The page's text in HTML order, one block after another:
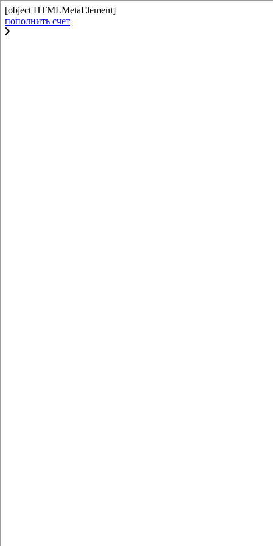
[object HTMLMetaElement]
пополнить счет